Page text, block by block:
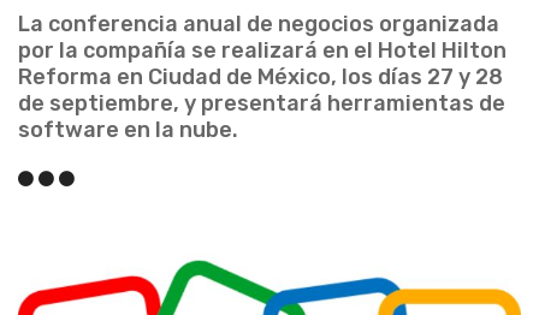
La conferencia anual de negocios organizada
por la compañía se realizará en el Hotel Hilton
Reforma en Ciudad de México, los días 27 y 28
de septiembre, y presentará herramientas de
software en la nube.